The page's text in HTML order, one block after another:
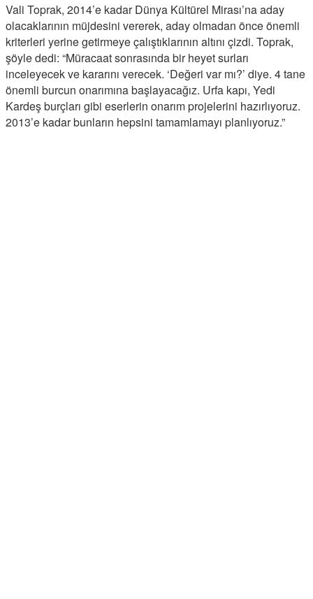
Vali Toprak, 2014’e kadar Dünya Kültürel Mirası’na aday
olacaklarının müjdesini vererek, aday olmadan önce önemli
kriterleri yerine getirmeye çalıştıklarının altını çizdi. Toprak,
şöyle dedi: “Müracaat sonrasında bir heyet surları
inceleyecek ve kararını verecek. ‘Değeri var mı?’ diye. 4 tane
önemli burcun onarımına başlayacağız. Urfa kapı, Yedi
Kardeş burçları gibi eserlerin onarım projelerini hazırlıyoruz.
2013’e kadar bunların hepsini tamamlamayı planlıyoruz.”